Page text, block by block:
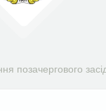
позачергового